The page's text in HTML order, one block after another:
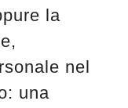
la
nel
una